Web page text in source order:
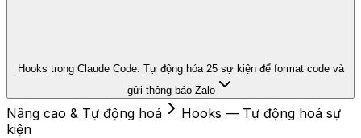
Hooks trong Claude Code: Tự động hóa 25 sự kiện để format code và
gửi thông báo Zalo
Nâng cao & Tự động hoá
Hooks — Tự động hoá sự
kiện